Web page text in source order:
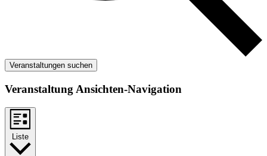
Veranstaltungen suchen
Veranstaltung Ansichten-Navigation
Liste